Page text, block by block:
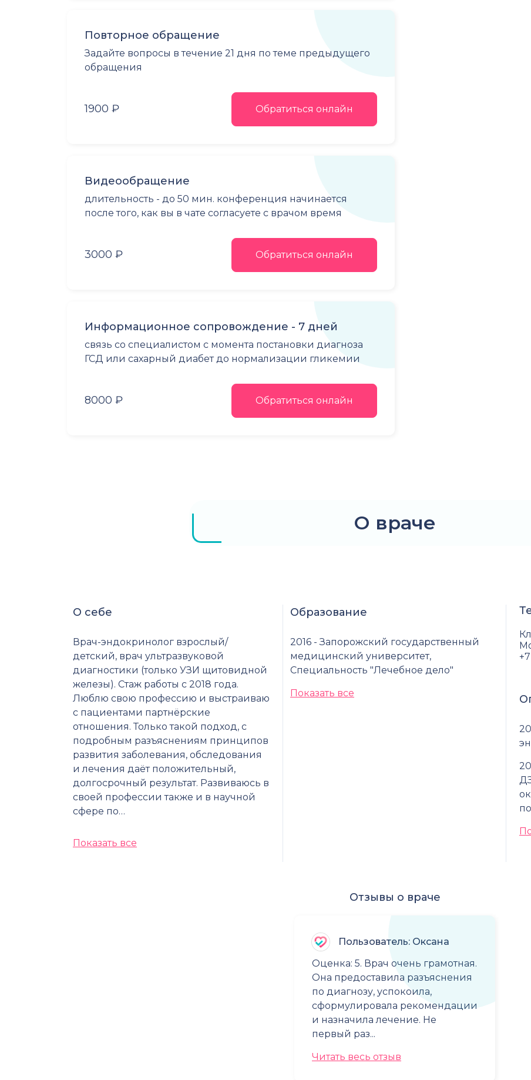
Повторное обращение
Задайте вопросы в течение 21 дня по теме предыдущего
обращения
1900 ₽ Обратиться онлайн
Видеообращение
длительность - до 50 мин. конференция начинается
после того, как вы в чате согласуете с врачом время
3000 ₽ Обратиться онлайн
Информационное сопровождение - 7 дней
связь со специалистом с момента постановки диагноза
ГСД или сахарный диабет до нормализации гликемии
8000 ₽ Обратиться онлайн
О враче
О себе
Врач-эндокринолог взрослый/
детский, врач ультразвуковой
диагностики (только УЗИ щитовидной
железы). Стаж работы с 2018 года.
Люблю свою профессию и выстраиваю
с пациентами партнёрские
отношения. Только такой подход, с
подробным разъяснениям принципов
развития заболевания, обследования
и лечения даёт положительный,
долгосрочный результат. Развиваюсь в
своей профессии также и в научной
сфере по…
Показать все
Образование
2016 - Запорожский государственный
медицинский университет,
Специальность "Лечебное дело"
Показать все
Отзывы о враче
Пользователь: Оксана
Оценка: 5. Врач очень грамотная.
Она предоставила разъяснения
по диагнозу, успокоила,
сформулировала рекомендации
и назначила лечение. Не
первый раз...
Читать весь отзыв